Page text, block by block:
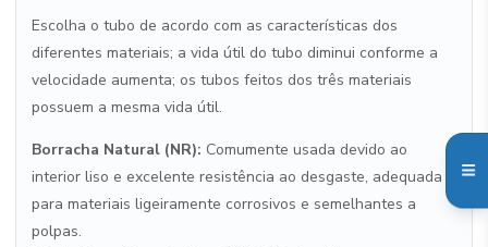
Escolha o tubo de acordo com as características dos
diferentes materiais; a vida útil do tubo diminui conforme a
velocidade aumenta; os tubos feitos dos três materiais
possuem a mesma vida útil.
Borracha Natural (NR): Comumente usada devido ao
interior liso e excelente resistência ao desgaste, adequada
para materiais ligeiramente corrosivos e semelhantes a
polpas.